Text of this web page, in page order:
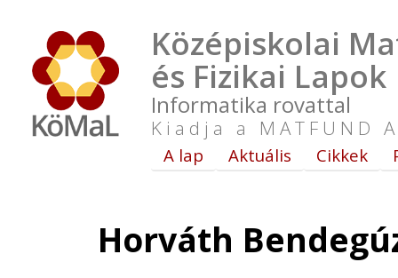
Középiskolai
és Fizikai Lapok
Informatika rovattal
Kiadja a MATFUND
A lap Aktuális Cikkek
Horváth